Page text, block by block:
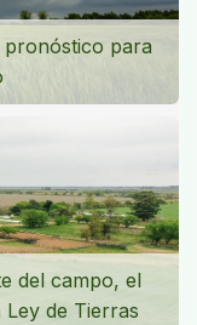
pronóstico para
del campo, el
Ley de Tierras